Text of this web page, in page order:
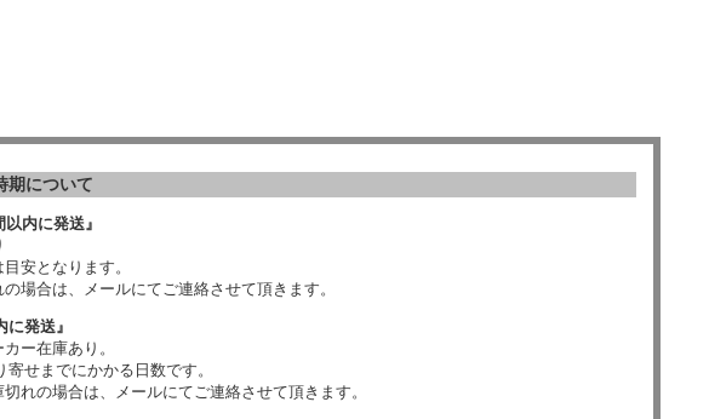
期について
以内に発送』
安となります。
場合は、メールにてご連絡させて頂きます。
に発送』
ー在庫あり。
寄せまでにかかる日数です。
切れの場合は、メールにてご連絡させて頂きます。